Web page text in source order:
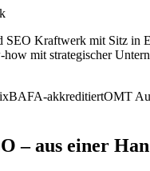
SEO Kraftwerk mit Sitz
mit strategischer
BAFA-akkreditiertOMT
– aus einer